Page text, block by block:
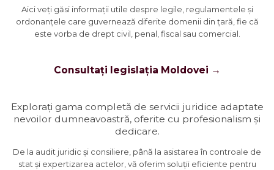
Aici veți găsi informații utile despre legile, regulamentele și
ordonanțele care guvernează diferite domenii din țară, fie că
este vorba de drept civil, penal, fiscal sau comercial.
Consultați legislația Moldovei →
Explorați gama completă de servicii juridice adaptate
nevoilor dumneavoastră, oferite cu profesionalism și
dedicare.
De la audit juridic și consiliere, până la asistarea în controale de
stat și expertizarea actelor, vă oferim soluții eficiente pentru